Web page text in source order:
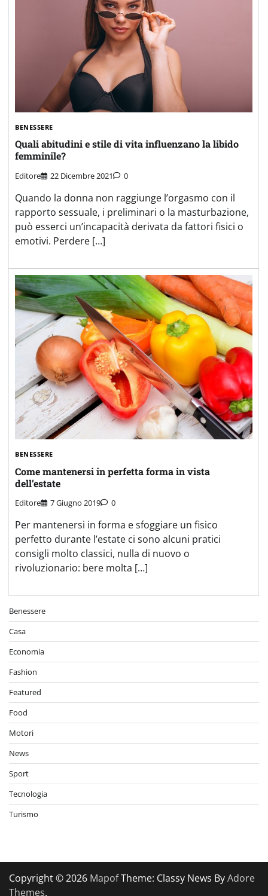
BENESSERE
Quali abitudini e stile di vita influenzano la libido
femminile?
Editore 22 Dicembre 2021 0
Quando la donna non raggiunge l’orgasmo con il
rapporto sessuale, i preliminari o la masturbazione,
può esserci un’incapacità derivata da fattori fisici o
emotivi. Perdere […]
BENESSERE
Come mantenersi in perfetta forma in vista
dell’estate
Editore 7 Giugno 2019 0
Per mantenersi in forma e sfoggiare un fisico
perfetto durante l’estate ci sono alcuni pratici
consigli molto classici, nulla di nuovo o
rivoluzionario: bere molta […]
Benessere
Casa
Economia
Fashion
Featured
Food
Motori
News
Sport
Tecnologia
Turismo
Copyright © 2026 MapofTheme: Classy News ByAdore
Themes.